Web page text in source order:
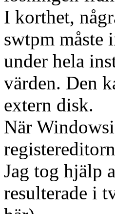
I korthet,
swtpm måste
under hela
värden. Den
extern disk.
När
Jag tog hjälp
resulterade i